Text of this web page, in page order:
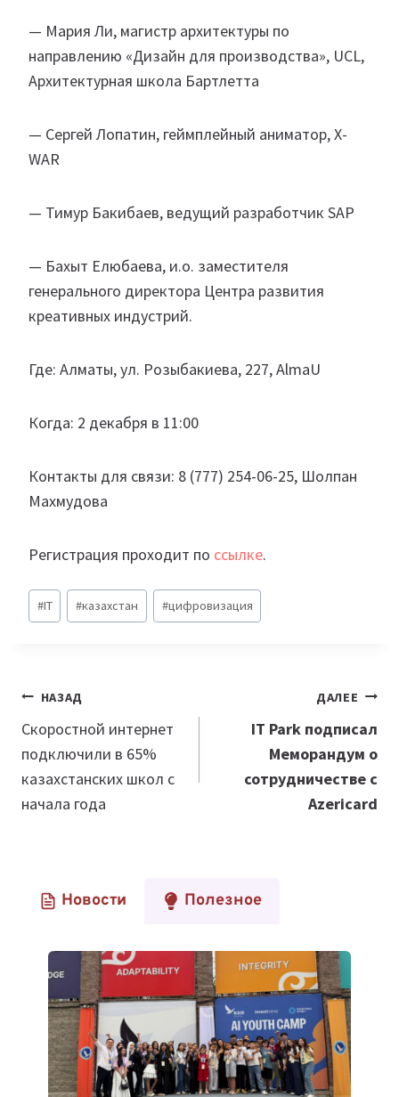
— Мария Ли, магистр архитектуры по
направлению «Дизайн для производства», UCL,
Архитектурная школа Бартлетта
— Сергей Лопатин, геймплейный аниматор, X-
WAR
— Тимур Бакибаев, ведущий разработчик SAP
— Бахыт Елюбаева, и.о. заместителя
генерального директора Центра развития
креативных индустрий.
Где: Алматы, ул. Розыбакиева, 227, AlmaU
Когда: 2 декабря в 11:00
Контакты для связи: 8 (777) 254-06-25, Шолпан
Махмудова
Регистрация проходит по ссылке.
Метки
записи:
#IT #казахстан #цифровизация
Навигация
по
записям
НАЗАД
Скоростной интернет
подключили в 65%
казахстанских школ с
начала года
ДАЛЕЕ
IT Park подписал
Меморандум о
сотрудничестве c
Azericard
Новости Полезное